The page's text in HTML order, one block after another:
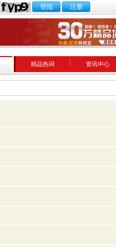
精品热词 资讯中心